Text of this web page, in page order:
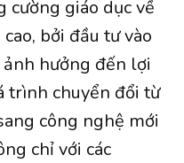
cường giáo dục về
bởi đầu tư vào
hưởng đến lợi
trình chuyển đổi từ
công nghệ mới
chỉ với các